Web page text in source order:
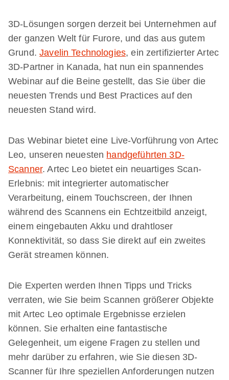
3D-Lösungen sorgen derzeit bei Unternehmen auf
der ganzen Welt für Furore, und das aus gutem
Grund.Javelin Technologies, ein zertifizierter Artec
3D-Partner in Kanada, hat nun ein spannendes
Webinar auf die Beine gestellt, das Sie über die
neuesten Trends und Best Practices auf den
neuesten Stand wird.
Das Webinar bietet eine Live-Vorführung von Artec
Leo, unseren neuesten handgeführten3D-
Scanner. Artec Leo bietet ein neuartiges Scan-
Erlebnis: mit integrierter automatischer
Verarbeitung, einem Touchscreen, der Ihnen
während des Scannens ein Echtzeitbild anzeigt,
einem eingebauten Akku und drahtloser
Konnektivität, so dass Sie direkt auf ein zweites
Gerät streamen können.
Die Experten werden Ihnen Tipps und Tricks
verraten, wie Sie beim Scannen größerer Objekte
mit Artec Leo optimale Ergebnisse erzielen
können. Sie erhalten eine fantastische
Gelegenheit, um eigene Fragen zu stellen und
mehr darüber zu erfahren, wie Sie diesen 3D-
Scanner für Ihre speziellen Anforderungen nutzen